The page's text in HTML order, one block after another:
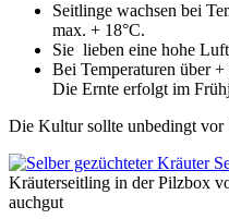
Seitlinge wachsen bei
max. + 18°C.
Sie lieben eine hohe
Bei Temperaturen über
Die Ernte erfolgt im
Die Kultur sollte unbedingt vor
Kräuterseitling in der Pilzbox
auchgut